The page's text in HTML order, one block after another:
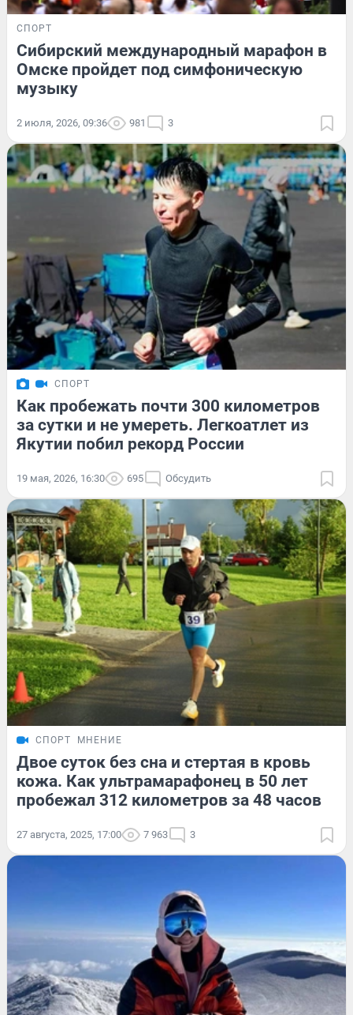
СПОРТ
Сибирский международный марафон в
Омске пройдет под симфоническую
музыку
2 июля, 2026, 09:36 981 3
СПОРТ
Как пробежать почти 300 километров
за сутки и не умереть. Легкоатлет из
Якутии побил рекорд России
19 мая, 2026, 16:30 695 Обсудить
СПОРТ МНЕНИЕ
Двое суток без сна и стертая в кровь
кожа. Как ультрамарафонец в 50 лет
пробежал 312 километров за 48 часов
27 августа, 2025, 17:00 7 963 3